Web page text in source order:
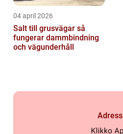
04 april 2026
Salt till grusvägar så
fungerar dammbindning
och vägunderhåll
Adress